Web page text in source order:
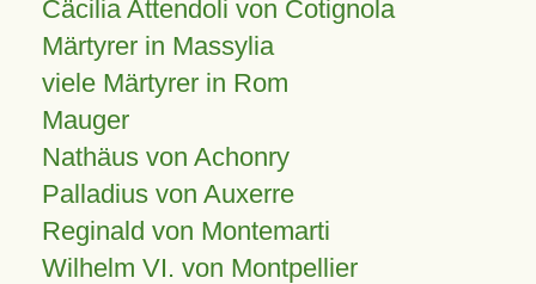
Cäcilia Attendoli von Cotignola
Märtyrer in Massylia
viele Märtyrer in Rom
Mauger
Nathäus von Achonry
Palladius von Auxerre
Reginald von Montemarti
Wilhelm VI. von Montpellier